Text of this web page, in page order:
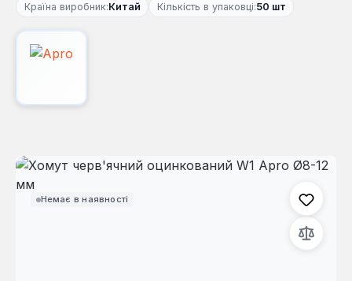
Країна виробник:Китай Кількість в упаковці:50 шт
Немає в наявності
Пропустити галерею зображень